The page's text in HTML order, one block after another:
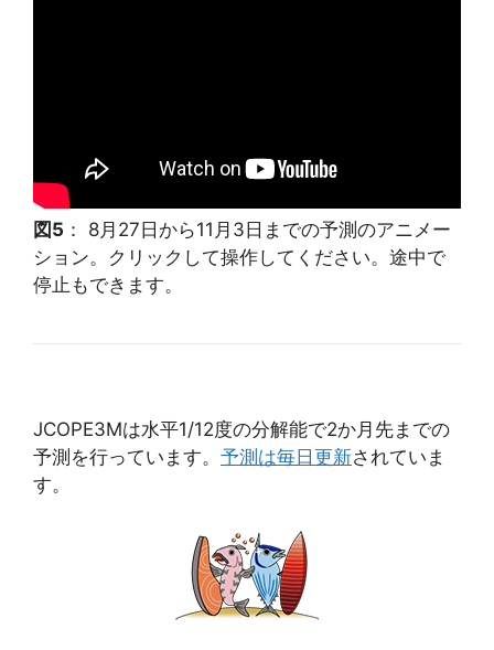
図5 ： 8月27日から11月3日までの予測のアニメー
ション。クリックして操作してください。途中で
停止もできます。
JCOPE3Mは水平1/12度の分解能で2か月先までの
予測を行っています。 予測は毎日更新されていま
す。